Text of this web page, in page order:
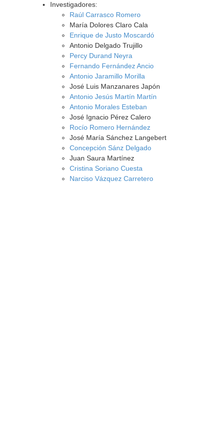
Investigadores:
Raúl Carrasco Romero
María Dolores Claro Cala
Enrique de Justo Moscardó
Antonio Delgado Trujillo
Percy Durand Neyra
Fernando Fernández Ancio
Antonio Jaramillo Morilla
José Luis Manzanares Japón
Antonio Jesús Martín Martín
Antonio Morales Esteban
José Ignacio Pérez Calero
Rocío Romero Hernández
José María Sánchez Langebert
Concepción Sánz Delgado
Juan Saura Martínez
Cristina Soriano Cuesta
Narciso Vázquez Carretero